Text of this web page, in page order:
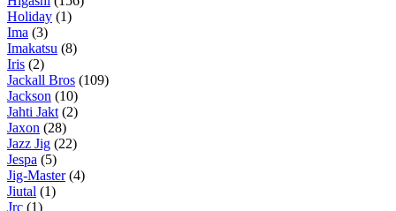
Holiday (1)
Ima (3)
Imakatsu (8)
Iris (2)
Jackall Bros (109)
Jackson (10)
Jahti Jakt (2)
Jaxon (28)
Jazz Jig (22)
Jespa (5)
Jig-Master(4)
Jiutal (1)
Jrc (1)